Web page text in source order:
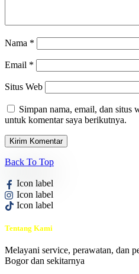
Nama *
Email *
Situs Web
Simpan nama, email, dan situs
untuk komentar saya berikutnya.
Back To Top
Icon label
Icon label
Icon label
Tentang Kami
Melayani service, perawatan, dan
Bogor dan sekitarnya